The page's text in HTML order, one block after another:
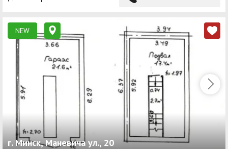
NEW
г. Минск, Маневича ул., 20